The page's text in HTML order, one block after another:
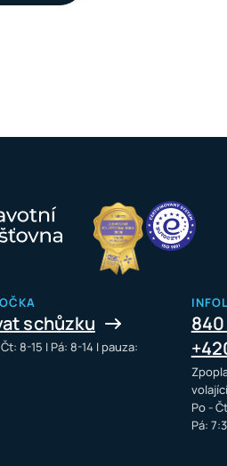
schůzku
8-15 I Pá: 8-14 I pauza:
840
Po -
Pá: